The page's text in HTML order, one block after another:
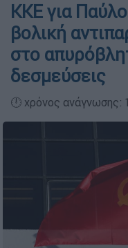
ΚΚΕ για
βολική
στο
δεσμεύσεις
🕛 χρόνος